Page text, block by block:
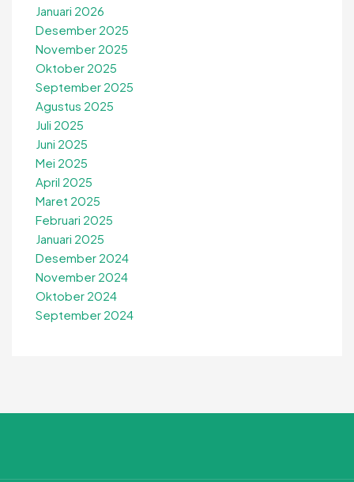
Januari 2026
Desember 2025
November 2025
Oktober 2025
September 2025
Agustus 2025
Juli 2025
Juni 2025
Mei 2025
April 2025
Maret 2025
Februari 2025
Januari 2025
Desember 2024
November 2024
Oktober 2024
September 2024